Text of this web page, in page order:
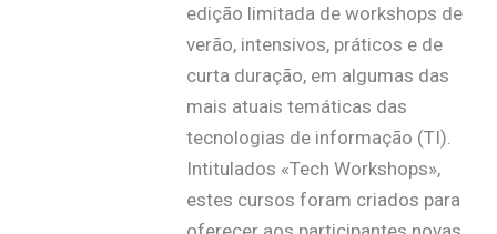
edição limitada de workshops de
verão, intensivos, práticos e de
curta duração, em algumas das
mais atuais temáticas das
tecnologias de informação (TI).
Intitulados «Tech Workshops»,
estes cursos foram criados para